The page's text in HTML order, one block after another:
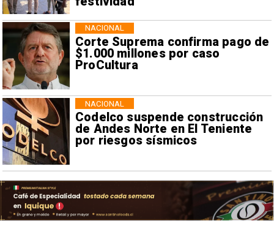
Corte Suprema confirma pago de
$1.000 millones por caso
ProCultura
NACIONAL
Codelco suspende construcción
de Andes Norte en El Teniente
por riesgos sísmicos
NACIONAL